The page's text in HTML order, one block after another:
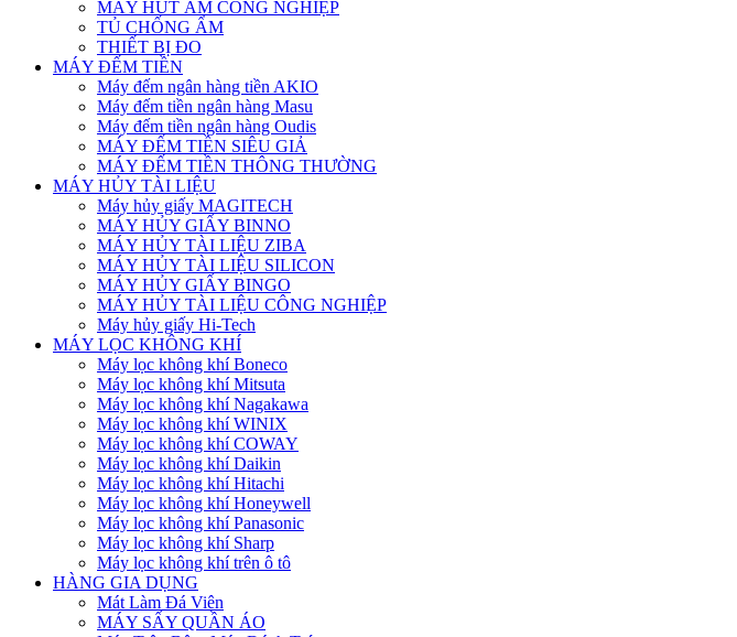
MÁY HÚT ẨM CÔNG NGHIỆP
TỦ CHỐNG ẨM
THIẾT BỊ ĐO
MÁY ĐẾM TIỀN
Máy đếm ngân hàng tiền AKIO
Máy đếm tiền ngân hàng Masu
Máy đếm tiền ngân hàng Oudis
MÁY ĐẾM TIỀN SIÊU GIẢ
MÁY ĐẾM TIỀN THÔNG THƯỜNG
MÁY HỦY TÀI LIỆU
Máy hủy giấy MAGITECH
MÁY HỦY GIẤY BINNO
MÁY HỦY TÀI LIỆU ZIBA
MÁY HỦY TÀI LIỆU SILICON
MÁY HỦY GIẤY BINGO
MÁY HỦY TÀI LIỆU CÔNG NGHIỆP
Máy hủy giấy Hi-Tech
MÁY LỌC KHÔNG KHÍ
Máy lọc không khí Boneco
Máy lọc không khí Mitsuta
Máy lọc không khí Nagakawa
Máy lọc không khí WINIX
Máy lọc không khí COWAY
Máy lọc không khí Daikin
Máy lọc không khí Hitachi
Máy lọc không khí Honeywell
Máy lọc không khí Panasonic
Máy lọc không khí Sharp
Máy lọc không khí trên ô tô
HÀNG GIA DỤNG
Mát Làm Đá Viên
MÁY SẤY QUẦN ÁO